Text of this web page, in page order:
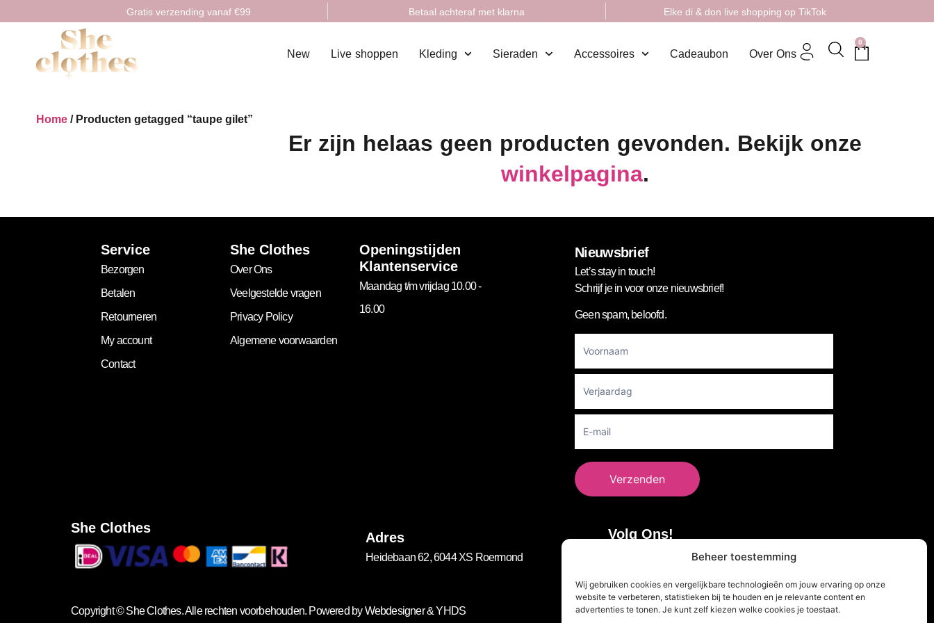
Beheer toestemming
Wij gebruiken cookies en vergelijkbare technologieën om jouw ervaring op onze
website te verbeteren, statistieken bij te houden en je relevante content en
advertenties te tonen. Je kunt zelf kiezen welke cookies je toestaat.
Gratis verzending vanaf €99 Betaal achteraf met klarna Elke di & don live shopping op TikTok
New Live shoppen Kleding Sieraden Accessoires Cadeaubon Over Ons
0
Home / Producten getagged “taupe gilet”
Er zijn helaas geen producten gevonden. Bekijk onze
winkelpagina.
Service
Bezorgen
Betalen
Retourneren
My account
Contact
She Clothes
Over Ons
Veelgestelde vragen
Privacy Policy
Algemene voorwaarden
Openingstijden
Klantenservice
Maandag t/m vrijdag 10.00 -
16.00
Nieuwsbrief
Let’s stay in touch!
Schrijf je in voor onze nieuwsbrief!
Geen spam, beloofd.
Newsletter
Verzenden
She Clothes
Adres
Heidebaan 62, 6044 XS Roermond
Volg Ons!
Copyright ©She Clothes. Alle rechten voorbehouden. Powered byWebdesigner&YHDS